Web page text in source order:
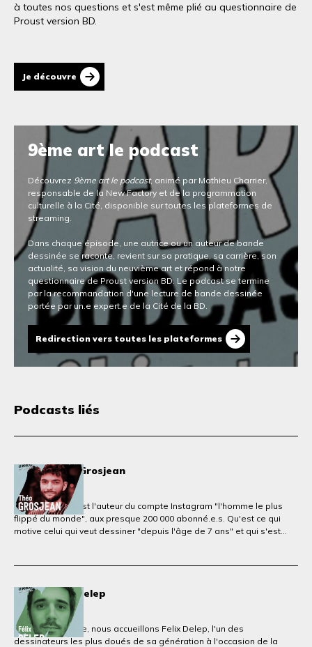
à toutes nos questions et s'est même plié au questionnaire de
Proust version BD.
Je découvre
9ème art le podcast
Découvrez 9ème art le podcast, animé par Mathieu Charrier,
responsable de la New Factory et de la programmation
culturelle à la Cité, disponible sur toutes les plateformes de
streaming.
Dans chaque épisode, une autrice ou un auteur de bande
dessinée se raconte, revient sur sa pratique, sa carrière, son
actualité, sa vision du neuvième art et répond à notre
questionnaire de Proust version BD. Le podcast se termine
par la recommandation d'une lecture de bande dessinée
portée par un.e expert.e de la Cité de la BD.
Redirection vers toutes les plateformes
Podcasts liés
29 juin 2023
Ep.12 : Theo Grosjean
Theo Grosjean est l'auteur du compte Instagram "l'homme le plus
flippé du monde", aux presque 200 000 abonné.e.s. Qu'est ce qui
motive celui qui veut dessiner "depuis l'âge de 7 ans" et qui s'est
29 juin 2023
Ep.28 : Felix Delep
Dans cet épisode, nous accueillons Felix Delep, l'un des
dessinateurs les plus doués de sa génération à l'occasion de la